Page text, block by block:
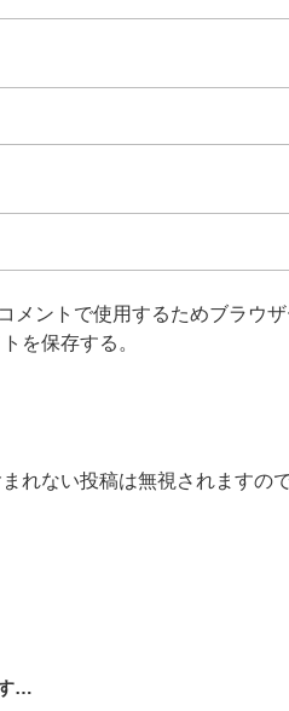
メントで使用するためブラウ
を保存する。
れない投稿は無視されますの
…